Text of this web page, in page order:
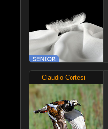
Claudio Cortesi